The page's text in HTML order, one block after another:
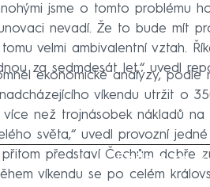
jsme o tomto problému
nevadí. Že to bude mít
velmi ambivalentní vztah.
za sedmdesát let,“ uvedl
ekonomické analýzy, podle
víkendu utržit o
než trojnásobek nákladů na
světa,“ uvedl provozní
Failed to
představí Čechům dobře
víkendu se po celém